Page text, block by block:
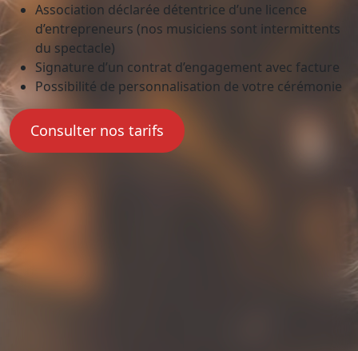
Association déclarée détentrice d’une licence
d’entrepreneurs (nos musiciens sont intermittents
du spectacle)
Signature d’un contrat d’engagement avec facture
Possibilité de personnalisation de votre cérémonie
Consulter nos tarifs